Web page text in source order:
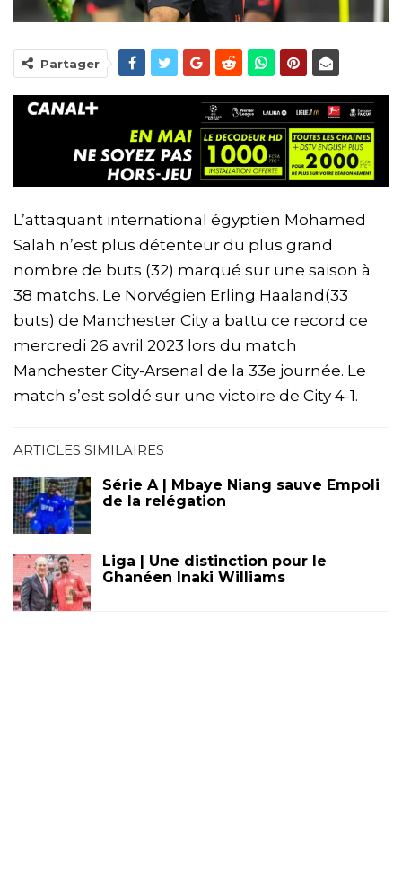
Partager
L’attaquant international égyptien Mohamed
Salah n’est plus détenteur du plus grand
nombre de buts (32) marqué sur une saison à
38 matchs. Le Norvégien Erling Haaland(33
buts) de Manchester City a battu ce record ce
mercredi 26 avril 2023 lors du match
Manchester City-Arsenal de la 33e journée. Le
match s’est soldé sur une victoire de City 4-1.
ARTICLES SIMILAIRES
Série A | Mbaye Niang sauve Empoli
de la relégation
Liga | Une distinction pour le
Ghanéen Inaki Williams